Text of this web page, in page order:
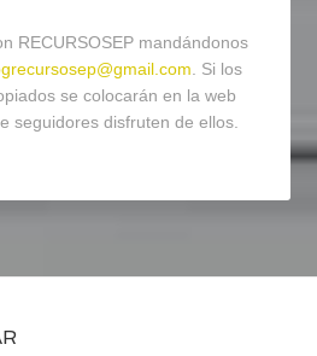
RECURSOSEP mandándonos
. Si los
se colocarán en la web
seguidores disfruten de ellos.